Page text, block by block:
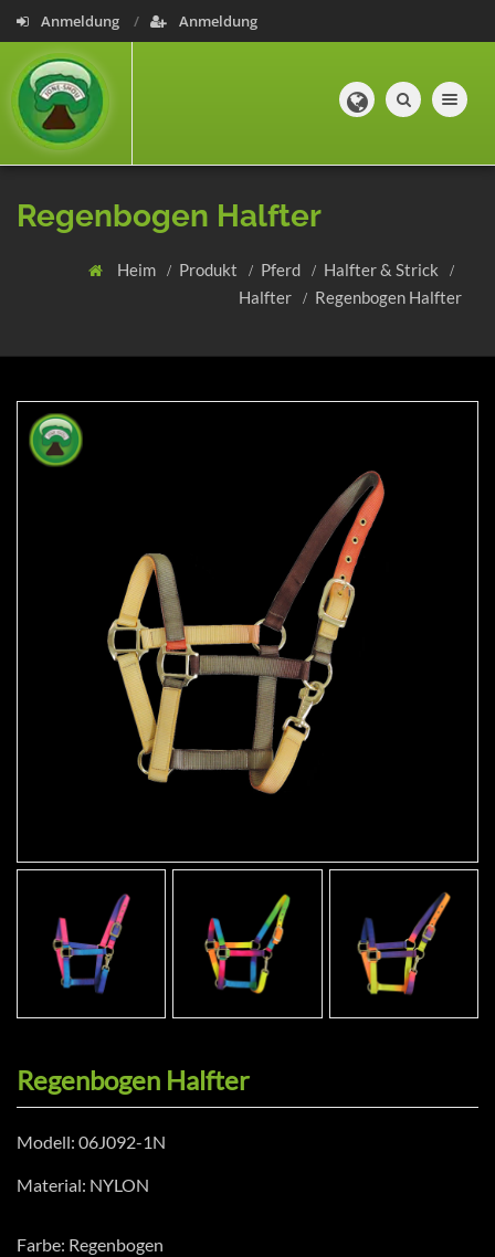
Anmeldung Anmeldung
Toggle
Regenbogen Halfter
Heim Produkt Pferd
Halfter & Strick
Halfter
Regenbogen Halfter
Regenbogen Halfter
Modell: 06J092-1N
Material: NYLON
Farbe: Regenbogen